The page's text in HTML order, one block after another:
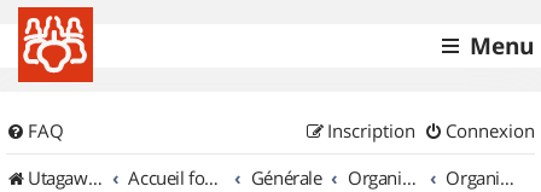
Menu
FAQ Connexion
Inscription
UtagawaVTT (Randos VTT et VTTAE avec traces GPS)
Accueil forum Générale Organisation de sorties & Recherche de partenaires Organisation de sorties en région Provence Alpes Côte d'Azur